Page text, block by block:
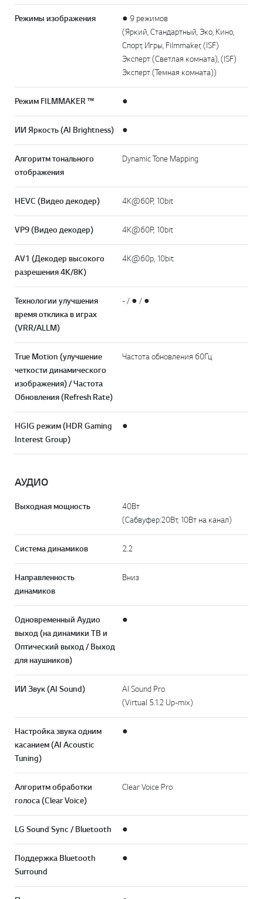
Режимы изображения
● 9 режимов
(Яркий, Стандартный, Эко, Кино,
Спорт, Игры, Filmmaker, (ISF)
Эксперт (Светлая комната), (ISF)
Эксперт (Темная комната))
Режим FILMMAKER ™ ●
ИИ Яркость (AI Brightness) ●
Алгоритм тонального
отображения
Dynamic Tone Mapping
HEVC (Видео декодер) 4K@60P, 10bit
VP9 (Видео декодер) 4K@60P, 10bit
AV1 (Декодер высокого
разрешения 4K/8K)
4K@60p, 10bit
Технологии улучшения
время отклика в играх
(VRR/ALLM)
- / ● / ●
True Motion (улучшение
четкости динамического
изображения) / Частота
Обновления (Refresh Rate)
Частота обновления 60Гц
HGIG режим (HDR Gaming
Interest Group)
●
АУДИО
Выходная мощность
40Вт
(Сабвуфер:20Вт, 10Вт на канал)
Система динамиков 2.2
Направленность
динамиков
Вниз
Одновременный Аудио
выход (на динамики TB и
Оптический выход / Выход
для наушников)
●
ИИ Звук (AI Sound)
AI Sound Pro
(Virtual 5.1.2 Up-mix)
Настройка звука одним
касанием (AI Acoustic
Tuning)
●
Алгоритм обработки
голоса (Clear Voice)
Clear Voice Pro
LG Sound Sync / Bluetooth ●
Поддержка Bluetooth
Surround
●